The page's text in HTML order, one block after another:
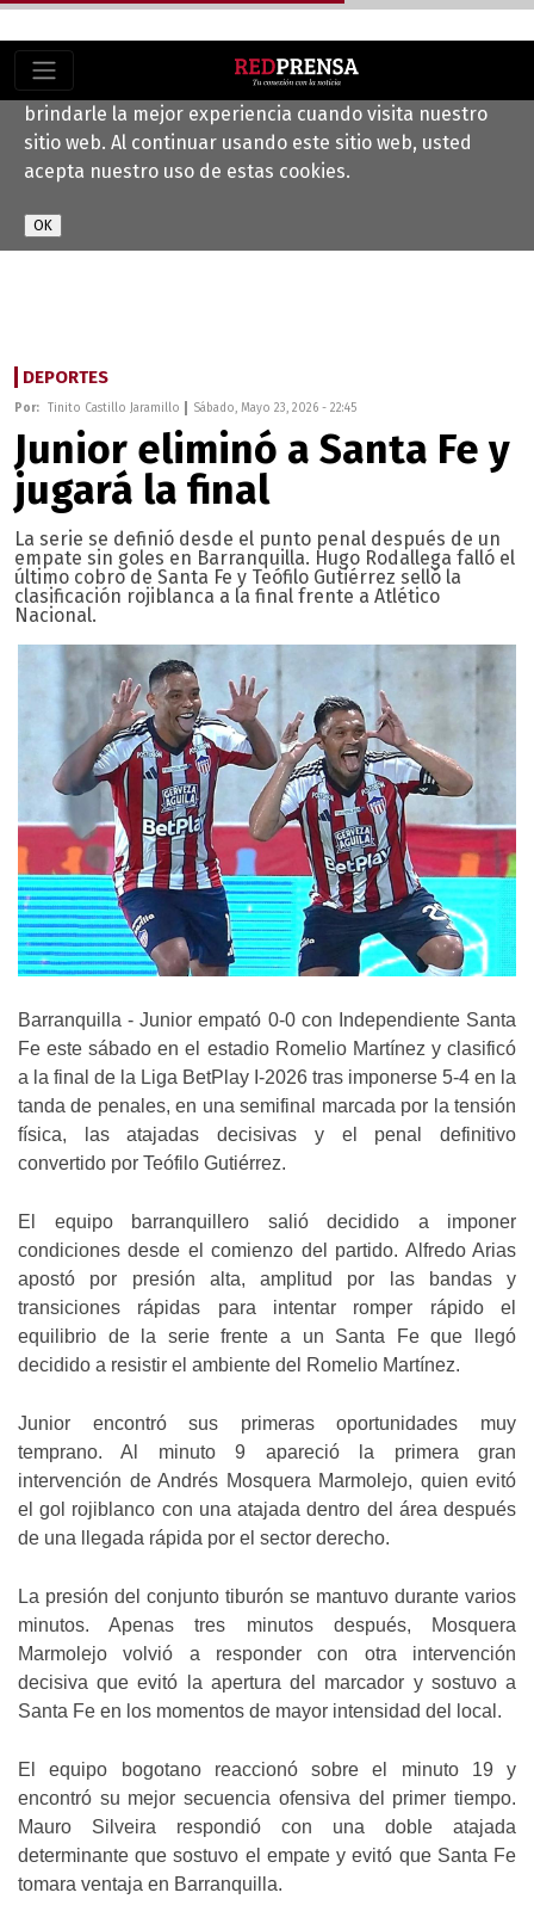
Este sitio web utiliza cookies para ayudarnos a
brindarle la mejor experiencia cuando visita nuestro
sitio web. Al continuar usando este sitio web, usted
acepta nuestro uso de estas cookies.
DEPORTES
Por: Tinito Castillo Jaramillo Sábado, Mayo 23, 2026 - 22:45
Junior eliminó a Santa Fe y
jugará la final
La serie se definió desde el punto penal después de un
empate sin goles en Barranquilla. Hugo Rodallega falló el
último cobro de Santa Fe y Teófilo Gutiérrez selló la
clasificación rojiblanca a la final frente a Atlético
Nacional.
Barranquilla - Junior empató 0-0 con Independiente Santa
Fe este sábado en el estadio Romelio Martínez y clasificó
a la final de la Liga BetPlay I-2026 tras imponerse 5-4 en la
tanda de penales, en una semifinal marcada por la tensión
física, las atajadas decisivas y el penal definitivo
convertido por Teófilo Gutiérrez.
El equipo barranquillero salió decidido a imponer
condiciones desde el comienzo del partido. Alfredo Arias
apostó por presión alta, amplitud por las bandas y
transiciones rápidas para intentar romper rápido el
equilibrio de la serie frente a un Santa Fe que llegó
decidido a resistir el ambiente del Romelio Martínez.
Junior encontró sus primeras oportunidades muy
temprano. Al minuto 9 apareció la primera gran
intervención de Andrés Mosquera Marmolejo, quien evitó
el gol rojiblanco con una atajada dentro del área después
de una llegada rápida por el sector derecho.
La presión del conjunto tiburón se mantuvo durante varios
minutos. Apenas tres minutos después, Mosquera
Marmolejo volvió a responder con otra intervención
decisiva que evitó la apertura del marcador y sostuvo a
Santa Fe en los momentos de mayor intensidad del local.
El equipo bogotano reaccionó sobre el minuto 19 y
encontró su mejor secuencia ofensiva del primer tiempo.
Mauro Silveira respondió con una doble atajada
determinante que sostuvo el empate y evitó que Santa Fe
tomara ventaja en Barranquilla.